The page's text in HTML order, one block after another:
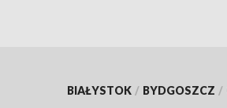
BIAŁYSTOK / BYDGOSZCZ /